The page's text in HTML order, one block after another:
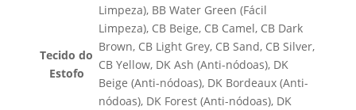
Tecido do
Estofo
Limpeza), BB Water Green (Fácil
Limpeza), CB Beige, CB Camel, CB Dark
Brown, CB Light Grey, CB Sand, CB Silver,
CB Yellow, DK Ash (Anti-nódoas), DK
Beige (Anti-nódoas), DK Bordeaux (Anti-
nódoas), DK Forest (Anti-nódoas), DK